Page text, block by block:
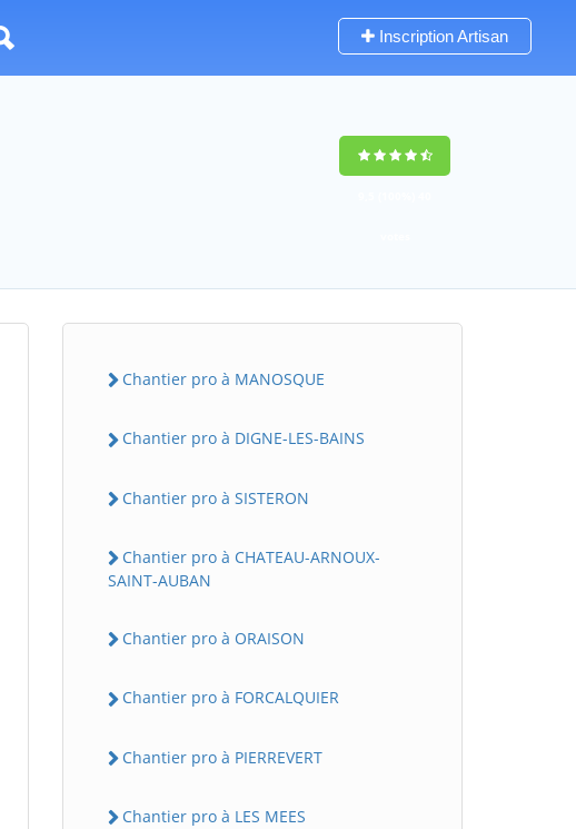
Inscription Artisan
Chantier pro à MANOSQUE
Chantier pro à DIGNE-LES-BAINS
Chantier pro à SISTERON
Chantier pro à CHATEAU-ARNOUX-
SAINT-AUBAN
Chantier pro à ORAISON
Chantier pro à FORCALQUIER
Chantier pro à PIERREVERT
Chantier pro à LES MEES